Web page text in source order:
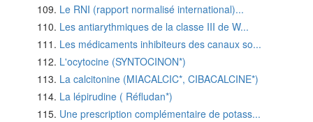
Le RNI (rapport normalisé international)...
Les antiarythmiques de la classe III de W...
Les médicaments inhibiteurs des canaux so...
L'ocytocine (SYNTOCINON*)
La calcitonine (MIACALCIC*, CIBACALCINE*)
La lépirudine ( Réfludan*)
Une prescription complémentaire de potass...